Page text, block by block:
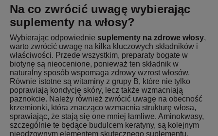
Na co zwrócić uwagę wybierając
suplementy na włosy?
Wybierając odpowiednie suplementy na zdrowe włosy,
warto zwrócić uwagę na kilka kluczowych składników i
właściwości. Przede wszystkim, preparaty bogate w
biotynę są nieocenione, ponieważ ten składnik w
naturalny sposób wspomaga zdrowy wzrost włosów.
Równie istotne są witaminy z grupy B, które nie tylko
poprawiają kondycję skóry, lecz także wzmacniają
paznokcie. Należy również zwrócić uwagę na obecność
krzemionki, która znacząco wzmacnia strukturę włosa,
sprawiając, że stają się one mniej łamliwe. Aminokwasy,
szczególnie te będące budulcem keratyny, są kolejnym
nieodzownym elementem skutecznego suplementu.